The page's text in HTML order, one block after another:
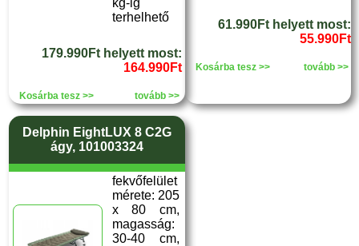
kg-ig
terhelhető
179.990Ft helyett most:
164.990Ft
Kosárba tesz >> tovább >>
61.990Ft helyett most:
55.990Ft
Kosárba tesz >> tovább >>
Delphin EightLUX 8 C2G
ágy, 101003324
fekvőfelület
mérete: 205
x 80 cm,
magasság:
30-40 cm,